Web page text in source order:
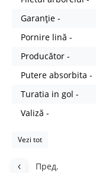
Garanție -
Pornire lină -
Producător -
Putere absorbita -
Turatia in gol -
Valiză -
Vezi tot
Пред.